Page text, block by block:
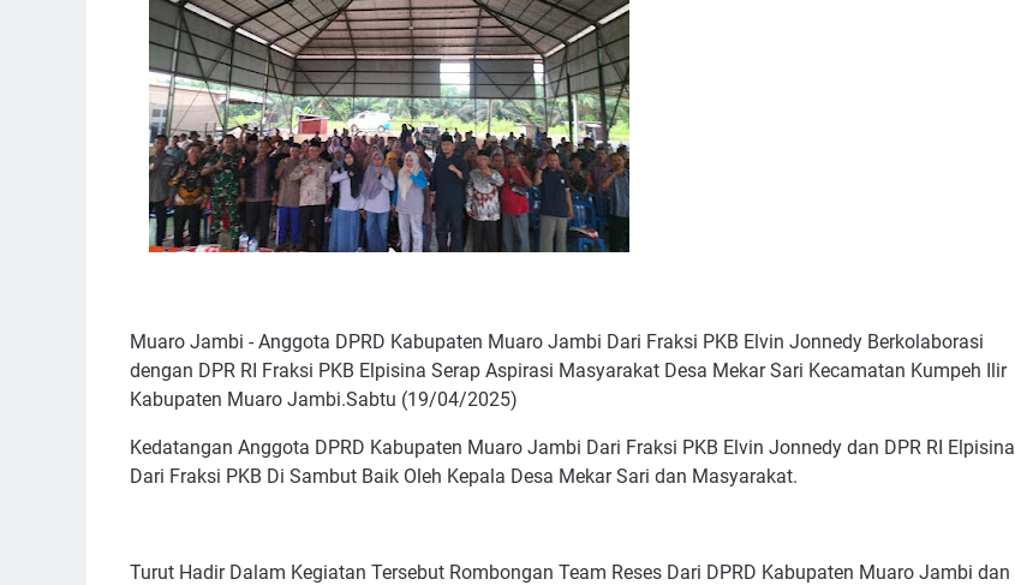
Muaro Jambi - Anggota DPRD Kabupaten Muaro Jambi Dari Fraksi PKB Elvin Jonnedy Berkolaborasi
dengan DPR RI Fraksi PKB Elpisina Serap Aspirasi Masyarakat Desa Mekar Sari Kecamatan Kumpeh Ilir
Kabupaten Muaro Jambi.Sabtu (19/04/2025)
Kedatangan Anggota DPRD Kabupaten Muaro Jambi Dari Fraksi PKB Elvin Jonnedy dan DPR RI Elpisina
Dari Fraksi PKB Di Sambut Baik Oleh Kepala Desa Mekar Sari dan Masyarakat.
Turut Hadir Dalam Kegiatan Tersebut Rombongan Team Reses Dari DPRD Kabupaten Muaro Jambi dan